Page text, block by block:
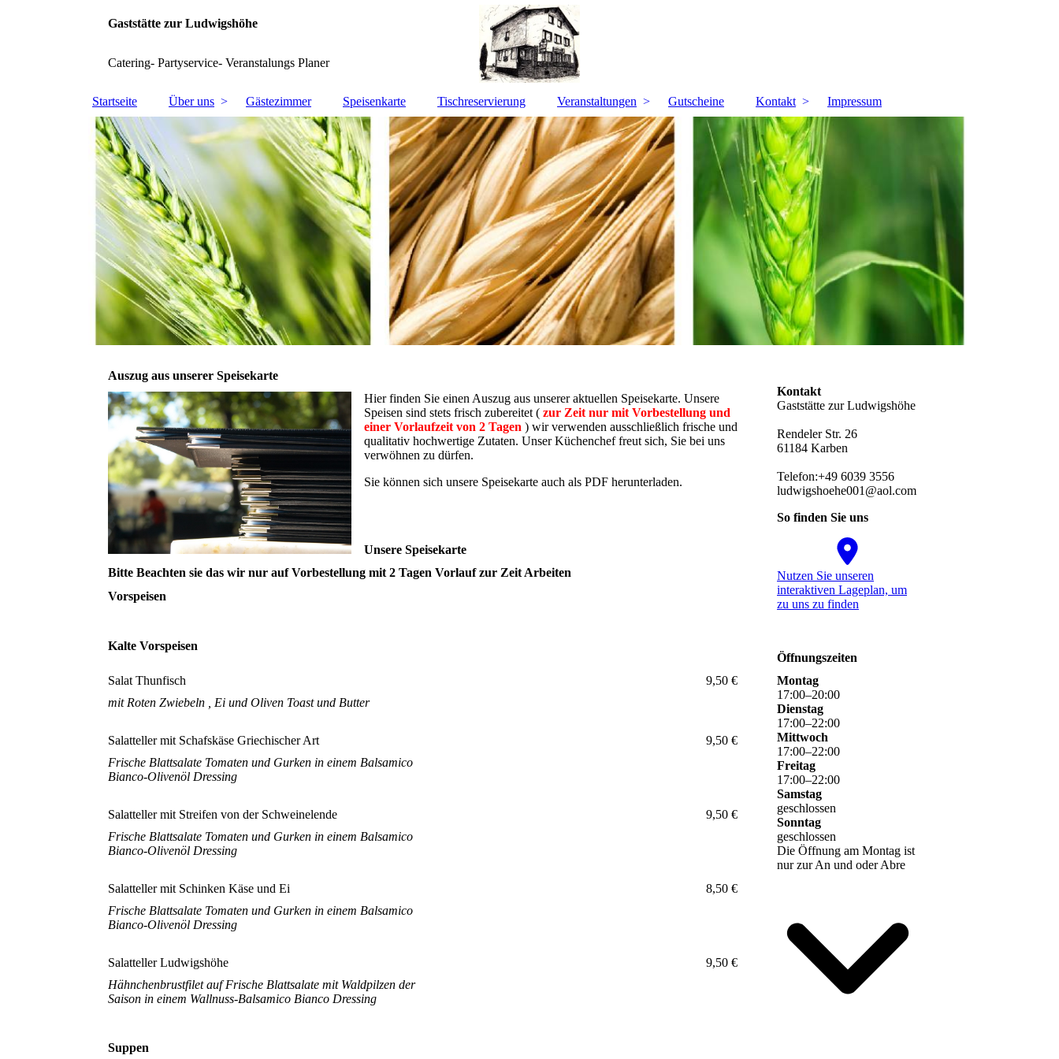
Gaststätte zur Ludwigshöhe
Catering- Partyservice- Veranstalungs Planer
Startseite Über uns Gästezimmer Speisenkarte Tischreservierung Veranstaltungen Gutscheine Kontakt Impressum
Auszug aus unserer Speisekarte
Hier finden Sie einen Auszug aus unserer aktuellen Speisekarte. Unsere
Speisen sind stets frisch zubereitet (zur Zeit nur mit Vorbestellung und
einer Vorlaufzeit von 2 Tagen ) wir verwenden ausschließlich frische und
qualitativ hochwertige Zutaten. Unser Küchenchef freut sich, Sie bei uns
verwöhnen zu dürfen.
Sie können sich unsere Speisekarte auch als PDF herunterladen.
Unsere Speisekarte
Bitte Beachten sie das wir nur auf Vorbestellung mit 2 Tagen Vorlauf zur Zeit Arbeiten
Vorspeisen
Kalte Vorspeisen
Salat Thunfisch
9,50 €
mit Roten Zwiebeln , Ei und Oliven Toast und Butter
Salatteller mit Schafskäse Griechischer Art
9,50 €
Frische Blattsalate Tomaten und Gurken in einem Balsamico
Bianco-Olivenöl Dressing
Salatteller mit Streifen von der Schweinelende
9,50 €
Frische Blattsalate Tomaten und Gurken in einem Balsamico
Bianco-Olivenöl Dressing
Salatteller mit Schinken Käse und Ei
8,50 €
Frische Blattsalate Tomaten und Gurken in einem Balsamico
Bianco-Olivenöl Dressing
Salatteller Ludwigshöhe
9,50 €
Hähnchenbrustfilet auf Frische Blattsalate mit Waldpilzen der
Saison in einem Wallnuss-Balsamico Bianco Dressing
Suppen
Kontakt
Gaststätte zur Ludwigshöhe
Rendeler Str. 26
61184 Karben
Telefon:+49 6039 3556
ludwigshoehe001@aol.com
So finden Sie uns
Nutzen Sie unseren
interaktiven La­ge­plan, um
zu uns zu finden
Öffnungszeiten
Montag
17:00–20:00
Dienstag
17:00–22:00
Mittwoch
17:00–22:00
Freitag
17:00–22:00
Samstag
geschlossen
Sonntag
geschlossen
Die Öffnung am Montag ist
nur zur An und oder Abre